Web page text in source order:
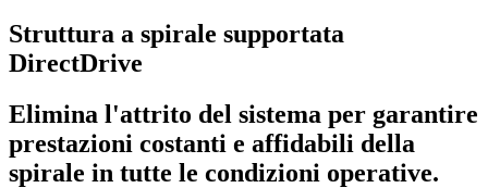
Struttura a spirale supportata
DirectDrive
Elimina l'attrito del sistema per garantire
prestazioni costanti e affidabili della
spirale in tutte le condizioni operative.